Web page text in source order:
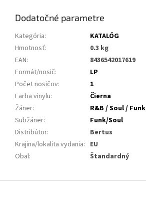
Dodatočné parametre
Kategória:
KATALÓG
Hmotnosť:
0.3 kg
EAN:
8436542017619
Formát/nosič:
LP
Počet nosičov:
1
Farba vinylu:
Čierna
Žáner:
R&B / Soul / Funk
Subžáner:
Funk/Soul
Distribútor:
Bertus
Krajina/lokalita vydania: EU
Obal: Štandardný